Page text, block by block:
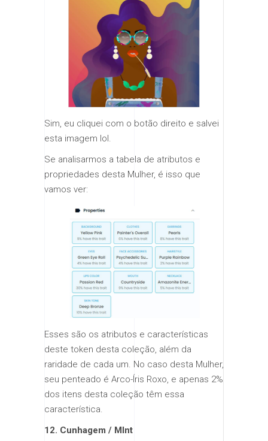
Sim, eu cliquei com o botão direito e salvei
esta imagem lol.
Se analisarmos a tabela de atributos e
propriedades desta Mulher, é isso que
vamos ver:
Esses são os atributos e características
deste token desta coleção, além da
raridade de cada um. No caso desta Mulher,
seu penteado é Arco-Íris Roxo, e apenas 2%
dos itens desta coleção têm essa
característica.
12. Cunhagem / MInt